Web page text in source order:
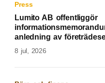
Press
Lumito AB offentliggör
anledning av
8 jul, 2026